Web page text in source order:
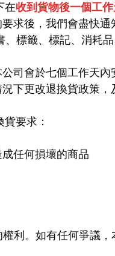
在收到貨物後一個工
求後，我們會盡快
、標籤、標記、消耗
司會於七個工作天
下更改退換貨政策
要求：
任何損壞的商品
利。如有任何爭議，